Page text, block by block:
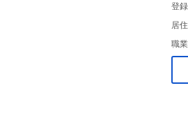
登
居
職業